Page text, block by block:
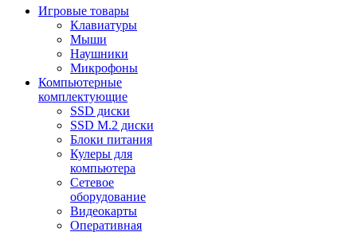
Игровые товары
Клавиатуры
Мыши
Наушники
Микрофоны
Компьютерные
комплектующие
SSD диски
SSD M.2 диски
Блоки питания
Кулеры для
компьютера
Сетевое
оборудование
Видеокарты
Оперативная